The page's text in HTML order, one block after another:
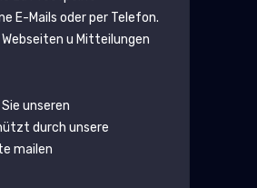
E-Mails oder per Telefon.
Webseiten u Mitteilungen
unseren
durch unsere
mailen